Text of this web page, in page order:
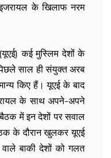
के खिलाफ नरम
कई मुस्लिम देशों के
साल ही संयुक्त अरब
किए हैं। यूएई के बाद
के साथ अपने-अपने
में इन देशों पर सवाल
के दौरान खुलकर यूएई
बाकी देशों को गलत